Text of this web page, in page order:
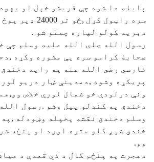
پايله دا شوه چې قريشو خپل او
سره راټول كړل
دبريد كولو لپاره چمتو شو .
رسول الله صلى الله عليه وسلم چې
صحابۀ كرامو سره يې مشوره وكړه
فارسي رضى الله عنه په رايه
پريكړه وشوه ,دمدينې ښار دريو
ونې درلودې خو شمال لورې خلاص
دخندق په كندلو پيل وشو .رسول
وسلم دخندق نقشه پخپله وښودله
خندق شپږ كلو متره اوږد او پنځه
وو.
دهجرت په پنځم كال د ذي قعدې د